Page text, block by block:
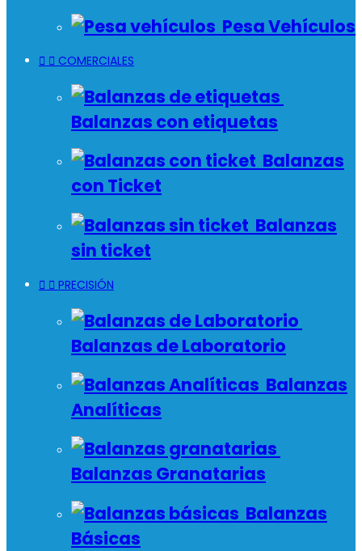
Pesa Vehículos
  COMERCIALES
Balanzas con etiquetas
Balanzas
con Ticket
Balanzas
sin ticket
  PRECISIÓN
Balanzas de Laboratorio
Balanzas
Analíticas
Balanzas Granatarias
Balanzas
Básicas